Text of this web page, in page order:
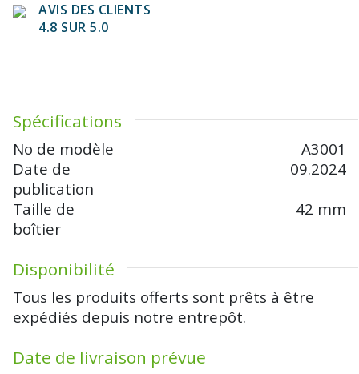
AVIS DES CLIENTS
4.8 SUR 5.0
Spécifications
No de modèle
A3001
Date de
publication
09.2024
Taille de
boîtier
42 mm
Disponibilité
Tous les produits offerts sont prêts à être
expédiés depuis notre entrepôt.
Date de livraison prévue